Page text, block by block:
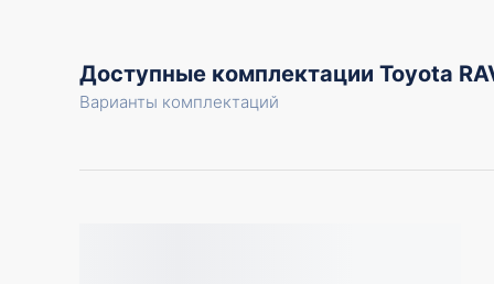
Доступные комплектации Toyota
Варианты комплектаций